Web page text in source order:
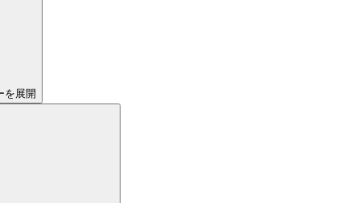
を展開